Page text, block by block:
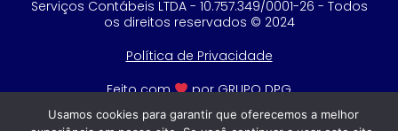
Serviços Contábeis LTDA - 10.757.349/0001-26 - Todos
os direitos reservados © 2024
Política de Privacidade
Feito com
por GRUPO DPG
Usamos cookies para garantir que oferecemos a melhor